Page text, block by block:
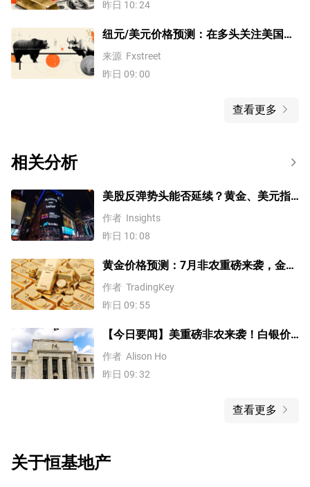
昨日 10: 24
纽元/美元价格预测：在多头关注美国非
农就业数据之际，盘整于0.5860/周低点
上方
来源 Fxstreet
昨日 09: 00
查看更多
相关分析
美股反弹势头能否延续？黄金、美元指
数、费半指数、纳指100技术分析
作者 Insights
昨日 10: 08
黄金价格预测：7月非农重磅来袭，金价
站上4300美元后还能涨吗？
作者 TradingKey
昨日 09: 55
【今日要闻】美重磅非农来袭！白银价
格涨4%，黄金创一个多月新高
作者 Alison Ho
昨日 09: 32
查看更多
关于恒基地产